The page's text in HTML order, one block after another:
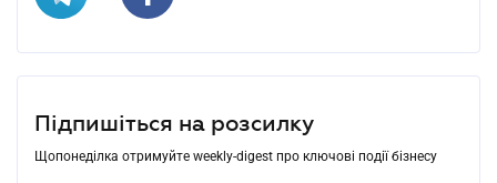
Підпишіться на розсилку
Щопонеділка отримуйте weekly-digest про ключові події бізнесу